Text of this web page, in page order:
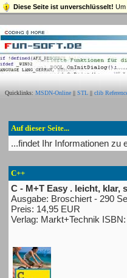
Diese Seite ist unverschlüsselt! Um
Quicklinks: MSDN-Online || STL || clib
Auf dieser Seite...
...findet Ihr Informationen zu
C++
C - M+T Easy . leicht, klar,
Ausgabe: Broschiert - 290
Preis: 14,95 EUR
Verlag: Markt+Technik